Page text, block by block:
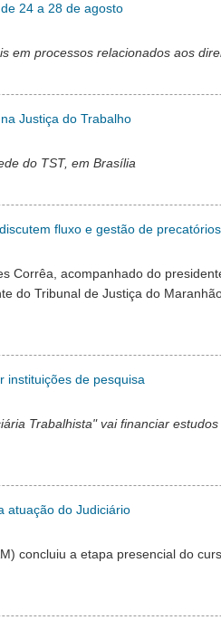
24 a 28 de agosto
em processos relacionados aos
Justiça do Trabalho
do TST, em Brasília
fluxo e gestão de precatórios
Corrêa, acompanhado do
do Tribunal de Justiça do
instituições de pesquisa
Trabalhista" vai financiar
atuação do Judiciário
concluiu a etapa presencial do